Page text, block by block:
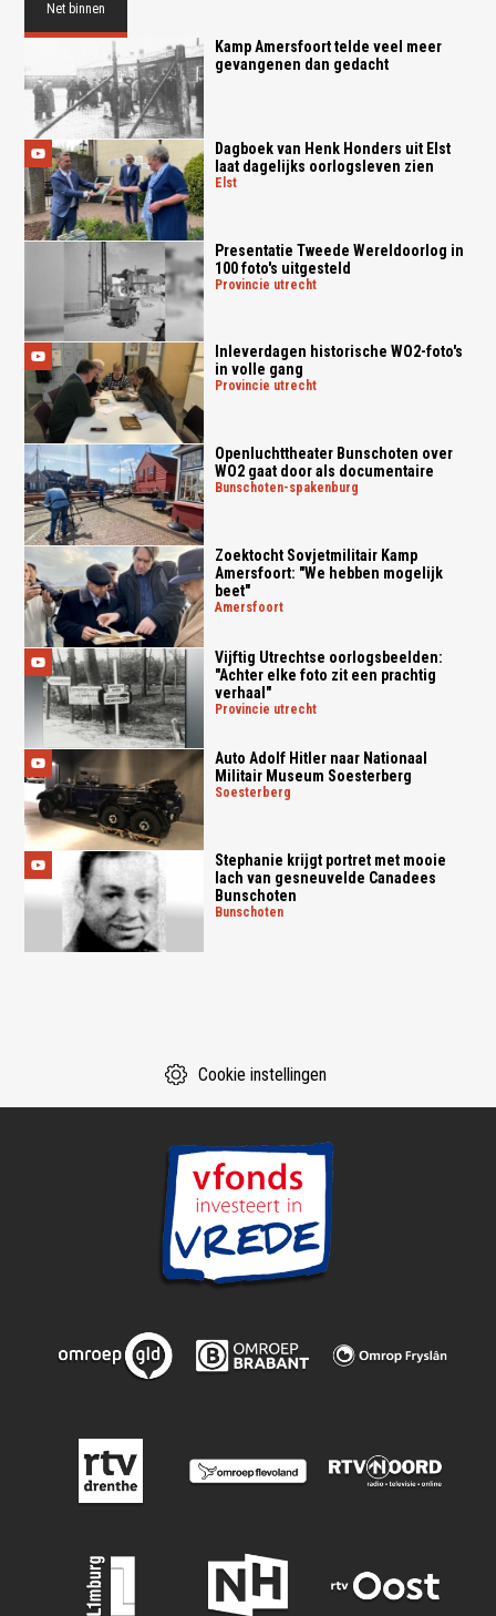
Net binnen
Kamp Amersfoort telde veel meer
gevangenen dan gedacht
Dagboek van Henk Honders uit Elst
laat dagelijks oorlogsleven zien
elst
Presentatie Tweede Wereldoorlog in
100 foto's uitgesteld
provincie utrecht
Inleverdagen historische WO2-foto's
in volle gang
provincie utrecht
Openluchttheater Bunschoten over
WO2 gaat door als documentaire
bunschoten-spakenburg
Zoektocht Sovjetmilitair Kamp
Amersfoort: "We hebben mogelijk
beet"
amersfoort
Vijftig Utrechtse oorlogsbeelden:
"Achter elke foto zit een prachtig
verhaal"
provincie utrecht
Auto Adolf Hitler naar Nationaal
Militair Museum Soesterberg
soesterberg
Stephanie krijgt portret met mooie
lach van gesneuvelde Canadees
Bunschoten
bunschoten
Cookie instellingen